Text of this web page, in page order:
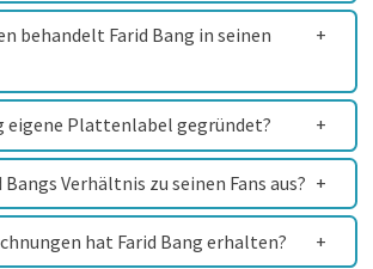
behandelt Farid Bang in seinen
eigene Plattenlabel gegründet?
Verhältnis zu seinen Fans aus?
hat Farid Bang erhalten?